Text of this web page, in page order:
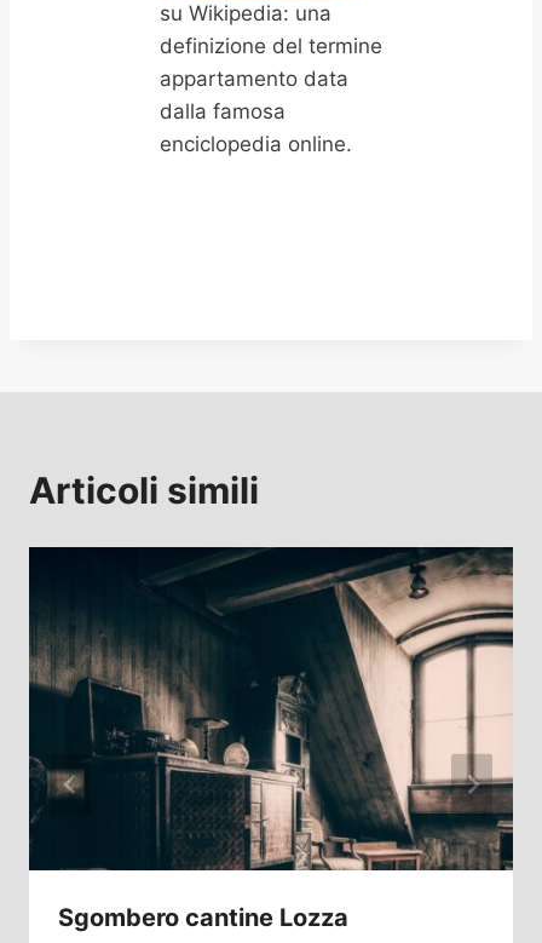
su Wikipedia: una
definizione del termine
appartamento data
dalla famosa
enciclopedia online.
Articoli simili
Sgombero cantine Lozza